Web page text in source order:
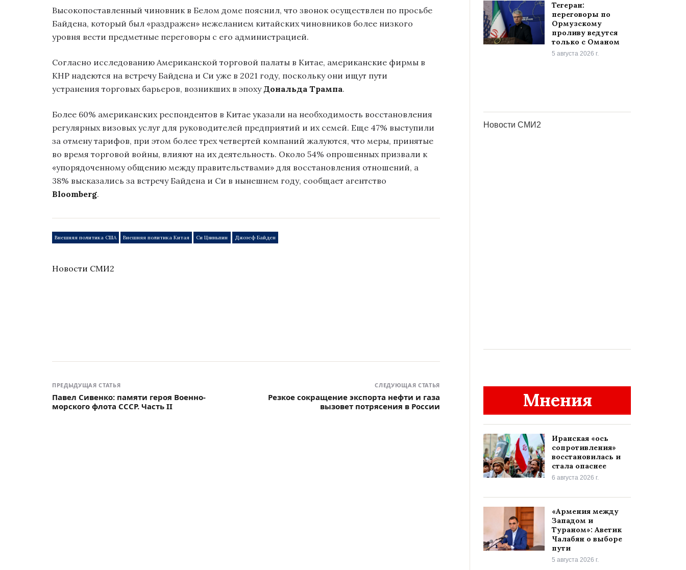
Высокопоставленный чиновник в Белом доме пояснил, что звонок осуществлен по просьбе
Байдена, который был «раздражен» нежеланием китайских чиновников более низкого
уровня вести предметные переговоры с его администрацией.
Согласно исследованию Американской торговой палаты в Китае, американские фирмы в
КНР надеются на встречу Байдена и Си уже в 2021 году, поскольку они ищут пути
устранения торговых барьеров, возникших в эпохуДональда Трампа.
Более 60% американских респондентов в Китае указали на необходимость восстановления
регулярных визовых услуг для руководителей предприятий и их семей. Еще 47% выступили
за отмену тарифов, при этом более трех четвертей компаний жалуются, что меры, принятые
во время торговой войны, влияют на их деятельность. Около 54% ​​опрошенных призвали к
«упорядоченному общению между правительствами» для восстановления отношений, а
38% высказались за встречу Байдена и Си в нынешнем году, сообщает агентство
Bloomberg.
Внешняя политика США Внешняя политика Китая Си Цзиньпин Джозеф Байден
Новости СМИ2
ПРЕДЫДУЩАЯ СТАТЬЯ
Павел Сивенко: памяти героя Военно-
морского флота СССР. Часть II
СЛЕДУЮЩАЯ СТАТЬЯ
Резкое сокращение экспорта нефти и газа
вызовет потрясения в России
Тегеран:
переговоры по
Ормузскому
проливу ведутся
только с Оманом
5 августа 2026 г.
Мнения
Иранская «ось
сопротивления»
восстановилась и
стала опаснее
6 августа 2026 г.
«Армения между
Западом и
Тураном»: Аветик
Чалабян о выборе
пути
5 августа 2026 г.